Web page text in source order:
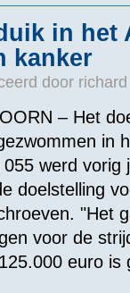
in het
kanker
door
– Het
in
055 werd vorig
doelstelling
"Het
voor de
euro is